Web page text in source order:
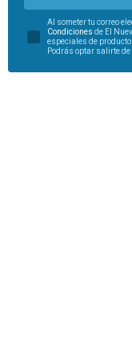
Al someter tu correo
Condiciones de El
especiales de
Podrás optar salirte